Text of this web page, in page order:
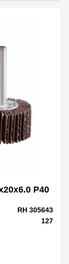
P40
RH 305643
127